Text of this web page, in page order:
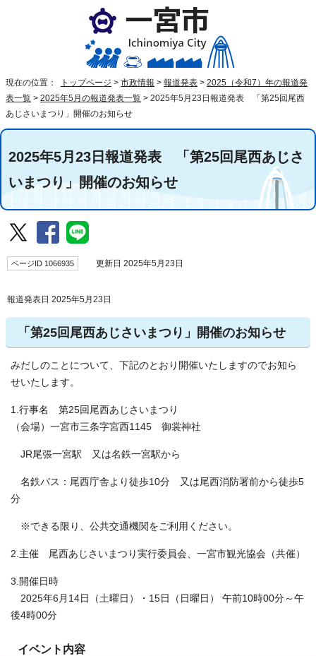
現在の位置： トップページ > 市政情報 > 報道発表 > 2025（令和7）年の報道発
表一覧 > 2025年5月の報道発表一覧 > 2025年5月23日報道発表 「第25回尾西
あじさいまつり」開催のお知らせ
2025年5月23日報道発表 「第25回尾西あじさ
いまつり」開催のお知らせ
ページID 1066935 更新日 2025年5月23日
報道発表日 2025年5月23日
「第25回尾西あじさいまつり」開催のお知らせ
みだしのことについて、下記のとおり開催いたしますのでお知ら
せいたします。
1.行事名 第25回尾西あじさいまつり
（会場）一宮市三条字宮西1145 御裳神社
JR尾張一宮駅 又は名鉄一宮駅から
名鉄バス：尾西庁舎より徒歩10分 又は尾西消防署前から徒歩5
分
※できる限り、公共交通機関をご利用ください。
2.主催 尾西あじさいまつり実行委員会、一宮市観光協会（共催）
3.開催日時
2025年6月14日（土曜日）・15日（日曜日） 午前10時00分～午
後4時00分
イベント内容